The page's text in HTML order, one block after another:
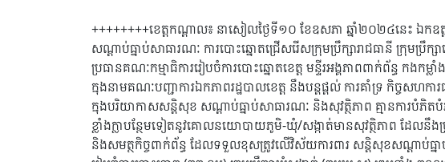
++++++++ខេត្តកណ្ដាល៖ នាសៀលថ្ងៃទី១០ ខែឧសភា ឆ្នាំ២០២៤នេះ ឯកឧ
សណ្តាប់ធ្នាប់សាធារណៈ ការបោះឆ្នោតជ្រើសរើសក្រុមប្រឹក្សារាជធានី ក្រុមប្
ប្រធានគណៈកម្មាធិការរៀបចំការបោះឆ្នោតខេត្ត មន្ទីរអង្គភាពពាក់ព័ន្ធ ក
ក្នុងនាមគណៈបញ្ជាការឯកភាពរដ្ឋបាលខេត្ត នឹងបន្តផ្តល់ ការគាំទ្រ កិច្ចសហក
ក្នុងបរិយាកាសសន្តិសុខ សណ្តាប់ធ្នាប់សាធារណៈ និងសុវត្ថិភាព គ្មានការបំភិ
ខ្លាំងក្លាបន្ថែមទៀតនូវគោលនយោបាយភូមិ-ឃុំ/សង្កាត់មានសុវត្ថិភាព ដែលនឹង
និងសមត្ថកិច្ចពាក់ព័ន្ធ ដែលទទួលខុសត្រូវលើវិស័យការពារ សន្តិសុខសណ្តាប់ធ្ន